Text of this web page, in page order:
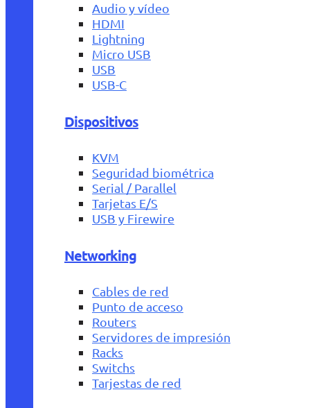
Audio y vídeo
HDMI
Lightning
Micro USB
USB
USB-C
Dispositivos
KVM
Seguridad biométrica
Serial / Parallel
Tarjetas E/S
USB y Firewire
Networking
Cables de red
Punto de acceso
Routers
Servidores de impresión
Racks
Switchs
Tarjestas de red